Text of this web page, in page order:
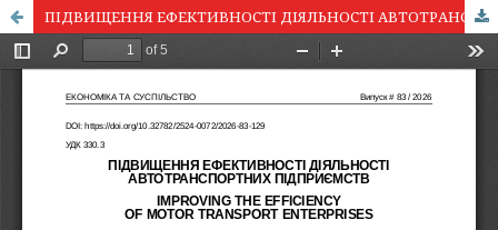
ПІДВИЩЕННЯ ЕФЕКТИВНОСТІ ДІЯЛЬНОСТІ АВТОТРАНСПОРТНИХ ПІДПРИЄМСТВ